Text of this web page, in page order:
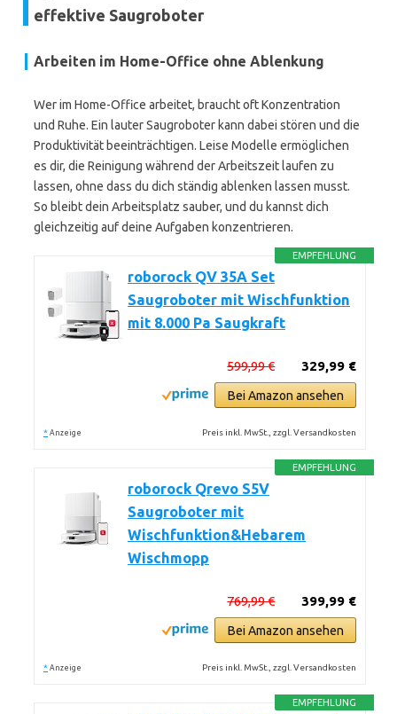
effektive Saugroboter
Arbeiten im Home-Office ohne Ablenkung
Wer im Home-Office arbeitet, braucht oft Konzentration
und Ruhe. Ein lauter Saugroboter kann dabei stören und die
Produktivität beeinträchtigen. Leise Modelle ermöglichen
es dir, die Reinigung während der Arbeitszeit laufen zu
lassen, ohne dass du dich ständig ablenken lassen musst.
So bleibt dein Arbeitsplatz sauber, und du kannst dich
gleichzeitig auf deine Aufgaben konzentrieren.
EMPFEHLUNG
roborock QV 35A Set
Saugroboter mit Wischfunktion
mit 8.000 Pa Saugkraft
329,99 €
599,99 €
Bei Amazon ansehen
* Anzeige Preis inkl. MwSt., zzgl. Versandkosten
EMPFEHLUNG
roborock Qrevo S5V
Saugroboter mit
Wischfunktion&Hebarem
Wischmopp
399,99 €
769,99 €
Bei Amazon ansehen
* Anzeige Preis inkl. MwSt., zzgl. Versandkosten
EMPFEHLUNG